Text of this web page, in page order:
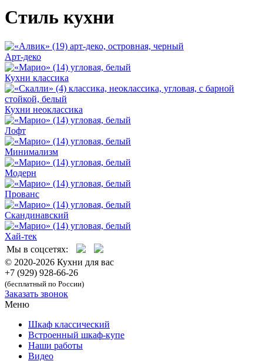
Стиль кухни
Арт-деко
Кухни классика
Кухни неоклассика
Лофт
Минимализм
Модерн
Прованс
Скандинавский
Хай-тек
Мы в соцсетях:
© 2020-2026 Кухни для вас
+7 (929) 928-66-26
(бесплатный по России)
Заказать звонок
Меню
Шкаф классический
Встроенный шкаф-купе
Наши работы
Видео